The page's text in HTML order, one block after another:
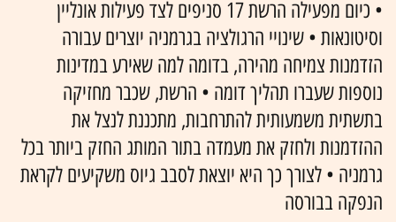
• כיום מפעילה הרשת 17 סניפים לצד פעילות אונליין
וסיטונאות • שינויי הרגולציה בגרמניה יוצרים עבורה
הזדמנות צמיחה מהירה, בדומה למה שאירע במדינות
נוספות שעברו תהליך דומה • הרשת, שכבר מחזיקה
בתשתית משמעותית להתרחבות, מתכננת לנצל את
ההזדמנות ולחזק את מעמדה בתור המותג החזק ביותר בכל
גרמניה • לצורך כך היא יוצאת לסבב גיוס משקיעים לקראת
הנפקה בבורסה